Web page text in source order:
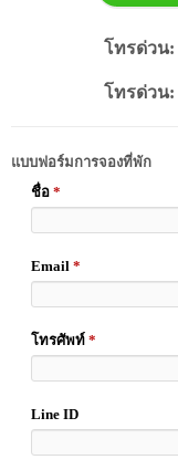
โทรด่วน:
โทรด่วน:
แบบฟอร์มการจองที่พัก
ชื่อ *
Email *
โทรศัพท์ *
Line ID